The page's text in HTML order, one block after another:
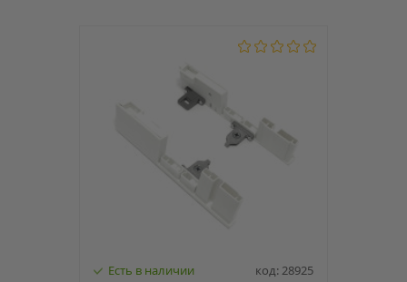
Есть в наличии код: 28925